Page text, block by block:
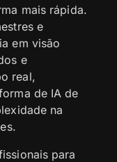
mais rápida.
e
em visão
e
real,
de IA de
na
para